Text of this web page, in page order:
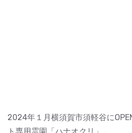
2024年１月横須賀市須軽谷に
ト専用霊園「ハナオクリ」。